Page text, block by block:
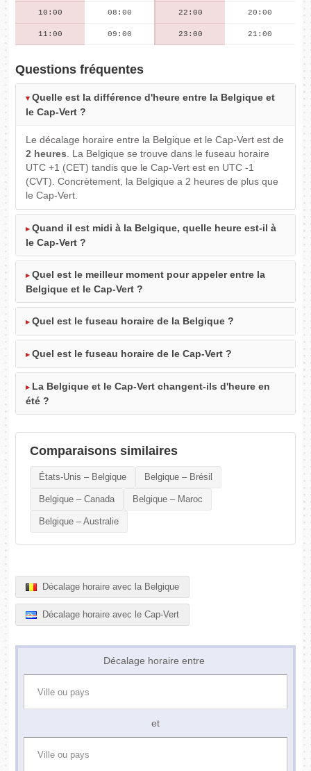
10:00 08:00 22:00 20:00
11:00 09:00 23:00 21:00
Questions fréquentes
Quelle est la différence d'heure entre la Belgique et
le Cap-Vert ?
Le décalage horaire entre la Belgique et le Cap-Vert est de
2 heures. La Belgique se trouve dans le fuseau horaire
UTC +1 (CET) tandis que le Cap-Vert est en UTC -1
(CVT). Concrètement, la Belgique a 2 heures de plus que
le Cap-Vert.
Quand il est midi à la Belgique, quelle heure est-il à
le Cap-Vert ?
Quel est le meilleur moment pour appeler entre la
Belgique et le Cap-Vert ?
Quel est le fuseau horaire de la Belgique ?
Quel est le fuseau horaire de le Cap-Vert ?
La Belgique et le Cap-Vert changent-ils d'heure en
été ?
Comparaisons similaires
États-Unis – Belgique Belgique – Brésil
Belgique – Canada Belgique – Maroc
Belgique – Australie
Décalage horaire avec la Belgique
Décalage horaire avec le Cap-Vert
Décalage horaire entre
et